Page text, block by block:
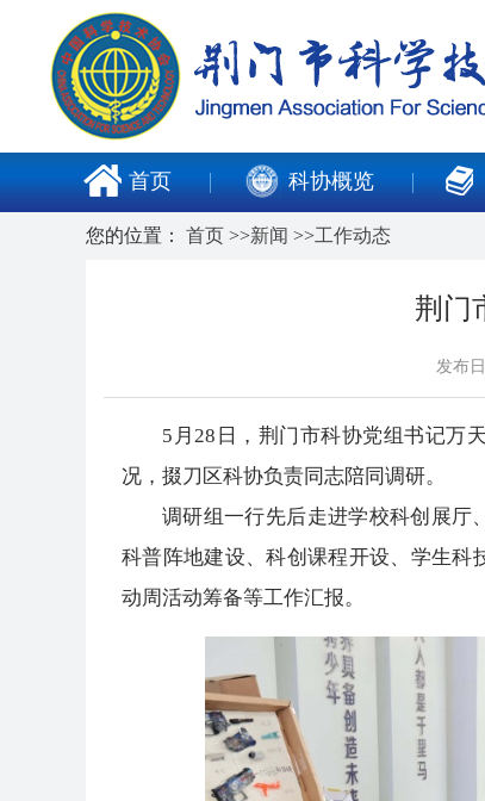
首页 科协概览
您的位置： 首页 >>新闻 >>工作动态
荆门
发布
5月28日，荆门市科协党组书记万
况，掇刀区科协负责同志陪同调研。
调研组一行先后走进学校科创展厅
科普阵地建设、科创课程开设、学生科
动周活动筹备等工作汇报。